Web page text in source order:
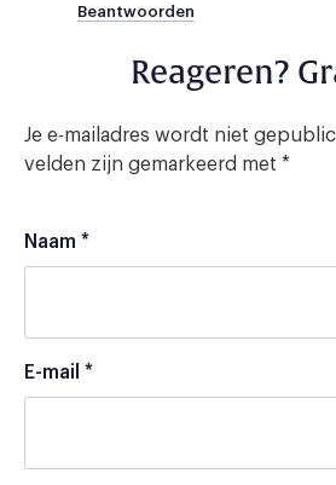
Beantwoorden
Reageren?
Je e-mailadres wordt niet
velden zijn gemarkeerd met *
Naam *
E-mail *